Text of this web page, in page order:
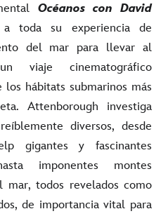
Océanos con David
toda su experiencia de
del mar para llevar al
viaje cinematográfico
hábitats submarinos más
Attenborough investiga
diversos, desde
gigantes y fascinantes
imponentes montes
mar, todos revelados como
de importancia vital para